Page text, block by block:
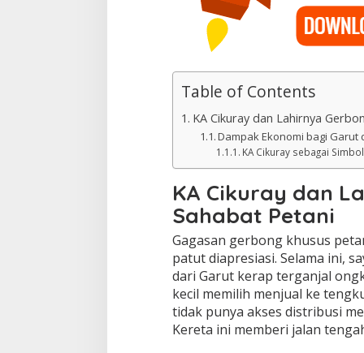
Table of Contents
KA Cikuray dan Lahirnya
Dampak Ekonomi bagi Garut
KA Cikuray sebagai
KA Cikuray dan
Sahabat Petani
Gagasan gerbong khusus
patut diapresiasi. Selama ini,
dari Garut kerap terganjal
kecil memilih menjual ke
tidak punya akses distribusi
Kereta ini memberi jalan